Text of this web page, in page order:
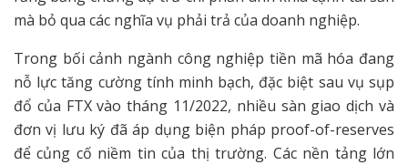
mà bỏ qua các nghĩa vụ phải trả của doanh nghiệp.
Trong bối cảnh ngành công nghiệp tiền mã hóa đang
nỗ lực tăng cường tính minh bạch, đặc biệt sau vụ sụp
đổ của FTX vào tháng 11/2022, nhiều sàn giao dịch và
đơn vị lưu ký đã áp dụng biện pháp proof-of-reserves
để củng cố niềm tin của thị trường. Các nền tảng lớn